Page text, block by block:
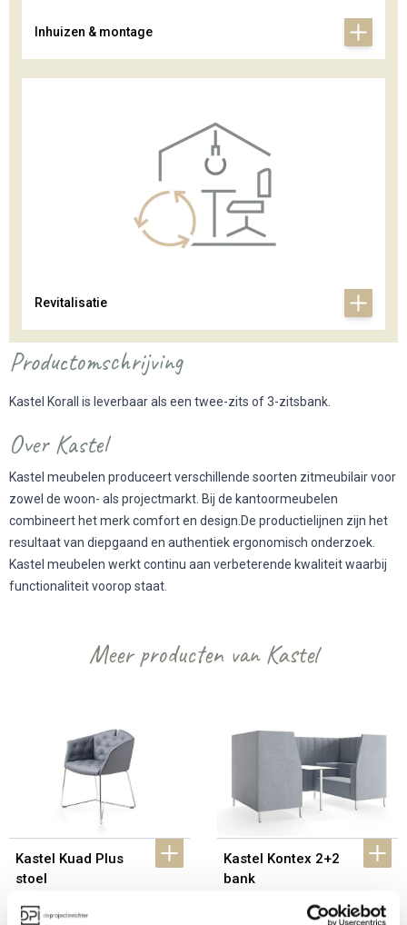
Inhuizen & montage
Revitalisatie
Productomschrijving
Kastel Korall is leverbaar als een twee-zits of 3-zitsbank.
Over Kastel
Kastel meubelen produceert verschillende soorten zitmeubilair voor
zowel de woon- als projectmarkt. Bij de kantoormeubelen
combineert het merk comfort en design.De productielijnen zijn het
resultaat van diepgaand en authentiek ergonomisch onderzoek.
Kastel meubelen werkt continu aan verbeterende kwaliteit waarbij
functionaliteit voorop staat.
Meer producten van Kastel
Kastel Kuad Plus
stoel
Kastel Kontex 2+2
bank